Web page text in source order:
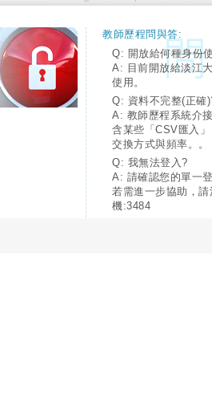
教師歷程問與答:
Q: 開放給何種身份
A: 目前開放給淡江
使用。
Q: 資料不完整(正確
A: 教師歷程系統介
含某些「CSV匯入
交換方式與頻率。。
Q: 我無法登入?
A: 請確認您的單一
若需進一步協助，
機:3484